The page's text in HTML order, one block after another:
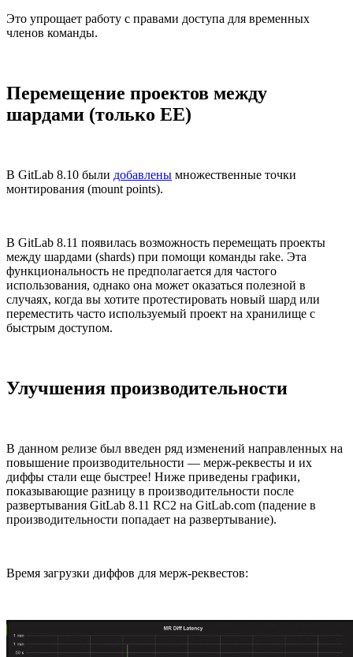
Это упрощает работу с правами доступа для временных
членов команды.
Перемещение проектов между
шардами (только EE)
В GitLab 8.10 были добавлены множественные точки
монтирования (mount points).
В GitLab 8.11 появилась возможность перемещать проекты
между шардами (shards) при помощи команды rake. Эта
функциональность не предполагается для частого
использования, однако она может оказаться полезной в
случаях, когда вы хотите протестировать новый шард или
переместить часто используемый проект на хранилище с
быстрым доступом.
Улучшения производительности
В данном релизе был введен ряд изменений направленных на
повышение производительности — мерж-реквесты и их
диффы стали еще быстрее! Ниже приведены графики,
показывающие разницу в производительности после
развертывания GitLab 8.11 RC2 на GitLab.com (падение в
производительности попадает на развертывание).
Время загрузки диффов для мерж-реквестов: